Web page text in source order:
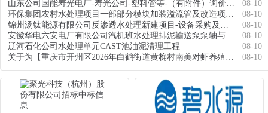
山东公司国能寿光电厂-寿光公司-塑料管等-（有附件）询价采购
08-10
环保集团农村水处理项目一部部分模块加装溢流管及改造项目公开竞价采购公告
08-10
锦州汤钛能源有限公司反渗透水处理新建项目-设备采购及安装项目二次招标公告
08-10
安徽华电六安电厂有限公司汽机班水处理排泥输送泵泵轴与叶轮加工询比采购公告
08-10
辽河石化公司水处理单元CAST池油泥清理工程
08-10
关于为【重庆市开州区2026年白鹤街道黄桷村南美对虾养殖基地建设项目】 公开选取【工程设计】机构的公告
08-10